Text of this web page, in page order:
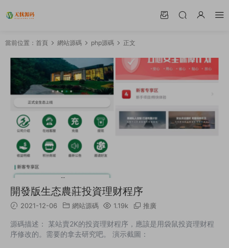
當前位置： 首頁 網站源碼 php源碼 正文
開發版生态農莊投資理财程序
2021-12-06 網站源碼 1.19k 推廣
源碼描述： 某站賣2K的投資理财程序，應該是用袋鼠投資理财程
序修改的。需要的拿去研究吧。 演示截圖：